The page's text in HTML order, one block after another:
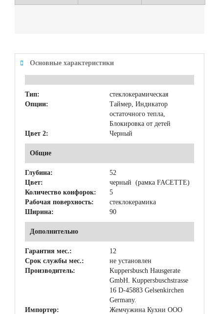
Основные характеристики
Тип:
стеклокерамическая
Опции:
Таймер, Индикатор
остаточного тепла,
Блокировка от детей
Цвет 2:
Черный
Общие
Глубина:
52
Цвет:
черный (рамка FACETTE)
Количество конфорок:
5
Рабочая поверхность:
стеклокерамика
Ширина:
90
Дополнительно
Гарантия мес.:
12
Срок службы мес.:
не установлен
Производитель:
Kuppersbusch Hausgerate
GmbH. Kuppersbuschstrasse
16 D-45883 Gelsenkirchen
Germany.
Импортер:
Жемчужина Кухни ООО